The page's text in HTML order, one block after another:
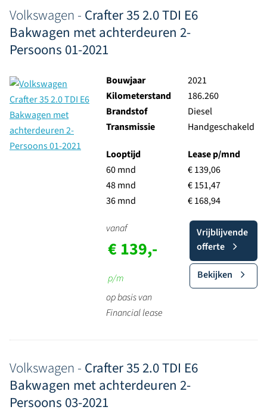
Volkswagen - Crafter 35 2.0 TDI E6
Bakwagen met achterdeuren 2-
Persoons 01-2021
Bouwjaar
2021
Kilometerstand
186.260
Brandstof
Diesel
Transmissie
Handgeschakeld
Looptijd
60 mnd
48 mnd
36 mnd
Lease p/mnd
€ 139,06
€ 151,47
€ 168,94
vanaf
€ 139,-
p/m
op basis van
Financial lease
Vrijblijvende
offerte
Bekijken
Volkswagen - Crafter 35 2.0 TDI E6
Bakwagen met achterdeuren 2-
Persoons 03-2021